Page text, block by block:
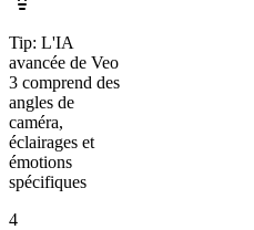
Tip: L'IA
avancée de Veo
3 comprend des
angles de
caméra,
éclairages et
émotions
spécifiques
4